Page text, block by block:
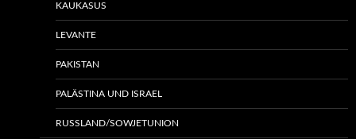
KAUKASUS
LEVANTE
PAKISTAN
PALÄSTINA UND ISRAEL
RUSSLAND/SOWJETUNION